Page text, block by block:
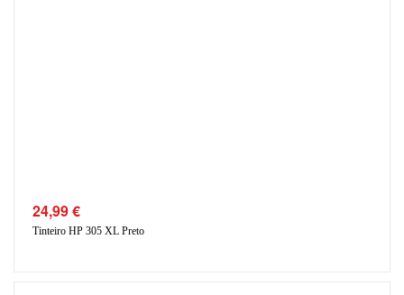
24,99€
Tinteiro HP 305 XL Preto